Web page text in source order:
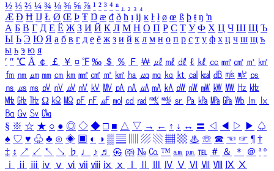
½ ⅓ ⅔ ¼ ¾ ⅛ ⅜ ⅝ ⅞ ¹ ² ³ ⁴ ⁿ ₁ ₂ ₃ ₄
Æ Ð Ħ Ĳ Ł Ø Œ Þ Ŧ Ŋ æ đ ð ħ ı ĳ ĸ ŀ ł ø œ ß þ ŧ ŋ ŉ
А Б В Г Д Е Ё Ж З И Й К Л М Н О П Р С Т У Ф Х Ц Ч Ш Щ Ъ
Ы Ь Э Ю Я а б в г д е ё ж з и й к л м н о п р с т у ф х ц ч ш щ ъ
ы ь э ю я
′ ″ ℃ Å ￠ ￡ ￥ ¤ ℉ ‰ ＄ ％ Ｆ ￦ ㎕ ㎖ ㎗ ℓ ㎘ ㏄ ㎣ ㎤ ㎥ ㎦
㎙ ㎚ ㎛ ㎜ ㎝ ㎞ ㎟ ㎠ ㎡ ㎢ ㏊ ㎍ ㎎ ㎏ ㏏ ㎈ ㎉ ㏈ ㎧ ㎨ ㎰
㎱ ㎲ ㎳ ㎴ ㎵ ㎶ ㎷ ㎸ ㎹ ㎀ ㎁ ㎂ ㎃ ㎄ ㎺ ㎻ ㎽ ㎾ ㎿ ㎐ ㎑
㎒ ㎓ ㎔ Ω ㏀ ㏁ ㎊ ㎋ ㎌ ㏖ ㏅ ㎭ ㎮ ㎯ ㏛ ㎩ ㎪ ㎫ ㎬ ㏝ ㏐
㏓
㏃ ㏉ ㏜ ㏆
§ ※ ☆ ★ ○ ● ◎ ◇ ◆ □ ■ △ ▽ → ← ↑ ↓ ↔ 〓 ◁ ◀ ▷ ▶ ♤
♠ ♡ ♥ ♧ ♣ ⊙ ◈ ▣ ◐ ◑ ▒ ▤ ▨ ▧ ▦ ▩ ♨ ☏ ☎ ☜ ☞ ¶ †
‡ ↕ ↗ ↙ ↖ ↘ ♭ ♩ ♪ ♬ ㉿ ㈜ № ㏇ ™ ㏂ ㏘ ℡ ＃ ＆ ＊ ＠ ª º
ⅰ
ⅱ ⅲ ⅳ ⅴ ⅵ ⅶ ⅷ ⅸ ⅹ Ⅳ Ⅴ Ⅵ Ⅶ Ⅷ Ⅸ Ⅹ